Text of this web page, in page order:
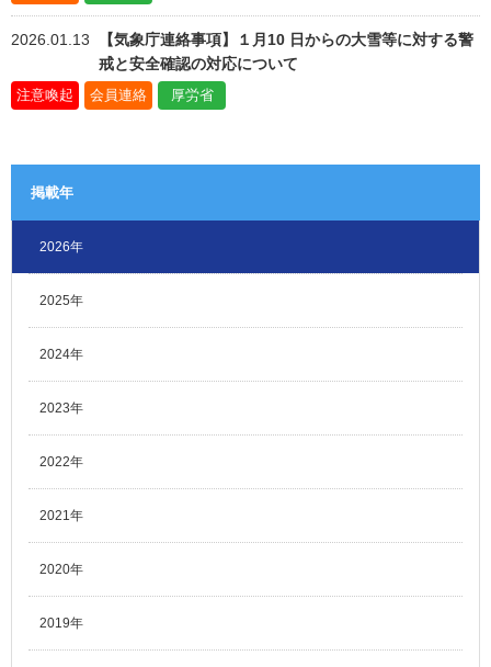
2026.01.13
【気象庁連絡事項】１月10 日からの大雪等に対する警
戒と安全確認の対応について
注意喚起 会員連絡 厚労省
掲載年
2026年
2025年
2024年
2023年
2022年
2021年
2020年
2019年